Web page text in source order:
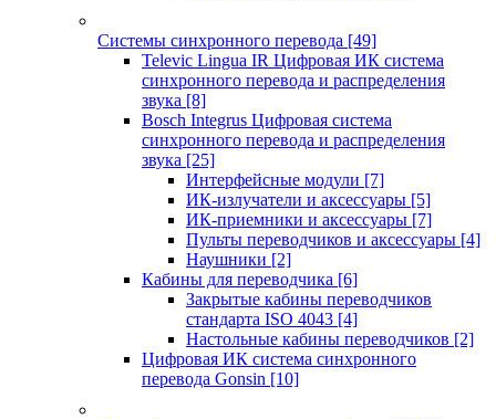
Системы синхронного перевода [49]
Televic Lingua IR Цифровая ИК система
синхронного перевода и распределения
звука [8]
Bosch Integrus Цифровая система
синхронного перевода и распределения
звука [25]
Интерфейсные модули [7]
ИК-излучатели и аксессуары [5]
ИК-приемники и аксессуары [7]
Пульты переводчиков и аксессуары [4]
Наушники [2]
Кабины для переводчика [6]
Закрытые кабины переводчиков
стандарта ISO 4043 [4]
Настольные кабины переводчиков [2]
Цифровая ИК система синхронного
перевода Gonsin [10]